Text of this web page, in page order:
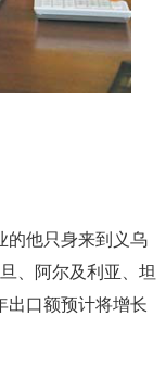
他只身来到义乌
、阿尔及利亚、坦
出口额预计将增长